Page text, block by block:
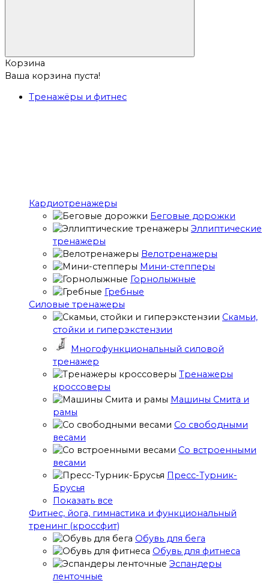
Корзина
Ваша корзина пуста!
Тренажёры и фитнес
Кардиотренажеры
Беговые дорожки
Эллиптические
тренажеры
Велотренажеры
Мини-степперы
Горнолыжные
Гребные
Cиловые тренажеры
Скамьи,
стойки и гиперэкстензии
Многофункциональный силовой
тренажер
Тренажеры
кроссоверы
Машины Смита и
рамы
Со свободными
весами
Со встроенными
весами
Пресс-Турник-
Брусья
Показать все
Фитнес, йога, гимнастика и функциональный
тренинг (кроссфит)
Обувь для бега
Обувь для фитнеса
Эспандеры
ленточные